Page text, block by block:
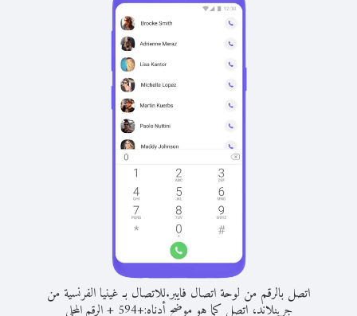
اتصل بالرقم من لوحة اتصال فايبر.للاتصال بـ غينيا الفرنسية من
جرينلاند، اتصل كما هو موضح أدناه:+
594
+الرقم المحلي